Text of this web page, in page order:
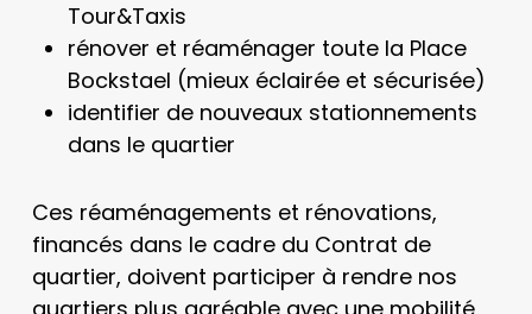
Tour&Taxis
rénover et réaménager toute la Place
Bockstael (mieux éclairée et sécurisée)
identifier de nouveaux stationnements
dans le quartier
Ces réaménagements et rénovations,
financés dans le cadre du Contrat de
quartier, doivent participer à rendre nos